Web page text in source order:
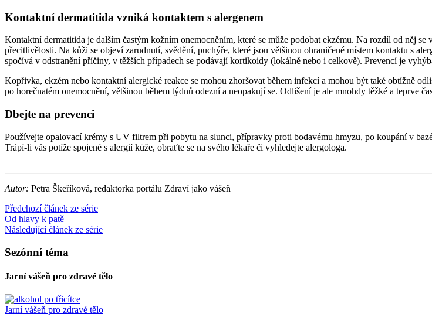
Kontaktní dermatitida vzniká kontaktem s alergenem
Kontaktní dermatitida je dalším častým kožním onemocněním, které se může podobat ekzému. Na rozdíl od něj
přecitlivělosti. Na kůži se objeví zarudnutí, svědění, puchýře, které jsou většinou ohraničené místem kontaktu s
spočívá v odstranění příčiny, v těžších případech se podávají kortikoidy (lokálně nebo i celkově). Prevencí je
Kopřivka, ekzém nebo kontaktní alergické reakce se mohou zhoršovat během infekcí a mohou být také obtížně
po horečnatém onemocnění, většinou během týdnů odezní a neopakují se. Odlišení je ale mnohdy těžké a teprve
Dbejte na prevenci
Používejte opalovací krémy s UV filtrem při pobytu na slunci, přípravky proti bodavému hmyzu, po koupání v
Trápí-li vás potíže spojené s alergií kůže, obraťte se na svého lékaře či vyhledejte alergologa.
Autor: Petra Škeříková, redaktorka portálu Zdraví jako vášeň
Předchozí článek ze série
Od hlavy k patě
Následující článek ze série
Sezónní téma
Jarní vášeň pro zdravé tělo
Jarní vášeň pro zdravé tělo